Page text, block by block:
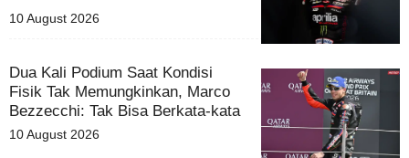
10 August 2026
Dua Kali Podium Saat Kondisi
Fisik Tak Memungkinkan, Marco
Bezzecchi: Tak Bisa Berkata-kata
10 August 2026